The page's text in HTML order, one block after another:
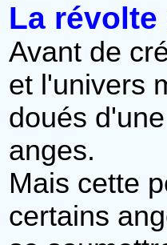
La révolte
Avant de
et l'univers
doués
anges.
Mais cette
certains